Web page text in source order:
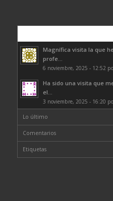
Magnífica visita la que
profe...
6 noviembre, 2025 - 12:52
Ha sido una visita que
el...
3 noviembre, 2025 - 16:20
Lo último
Comentarios
Etiquetas